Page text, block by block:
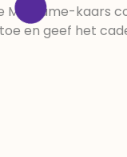
Flame-
en geef het